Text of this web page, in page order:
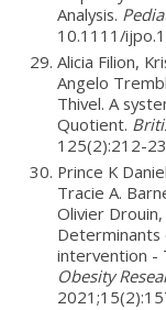
Analysis.
10.1111/
Alicia Filion,
Angelo
Thivel. A
Quotient.
125(2):212-
Prince K
Tracie A.
Olivier
Determinants
intervention -
Obesity